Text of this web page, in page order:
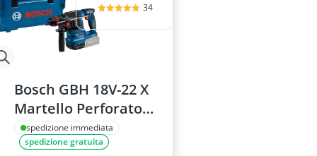
34
Bosch GBH 18V-22 X
Martello Perforatore
a Batteria
spedizione immediata
spedizione gratuita